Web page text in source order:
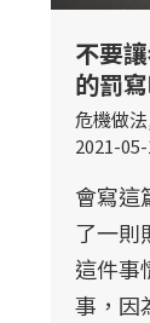
不要
的罰
危機做法
2021-
會寫這
了一則
這件事
事，